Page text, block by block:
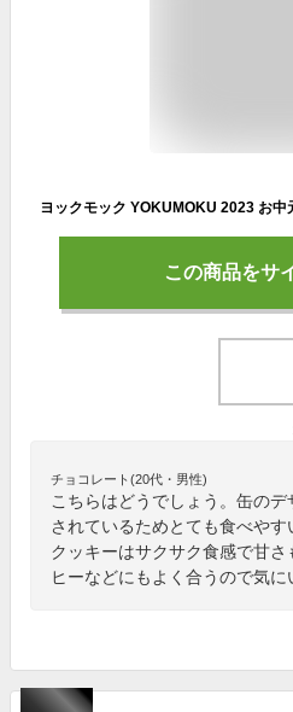
この商品をサ
チョコレート(20代・男性)
こちらはどうでしょう。缶の
されているためとても食べやす
クッキーはサクサク食感で甘
ヒーなどにもよく合うので気に